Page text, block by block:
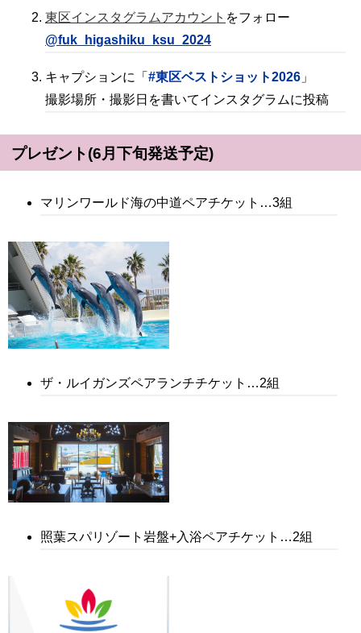
東区インスタグラムアカウント をフォロー
@fuk_higashiku_ksu_2024
キャプションに「 #東区ベストショット2026 」
撮影場所・撮影日を書いてインスタグラムに投稿
プレゼント(6月下旬発送予定)
マリンワールド海の中道ペアチケット…3組
ザ・ルイガンズペアランチチケット…2組
照葉スパリゾート岩盤+入浴ペアチケット…2組